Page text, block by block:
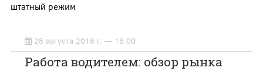
штатный режим
28 августа 2016 г. — 16:00
Работа водителем: обзор рынка